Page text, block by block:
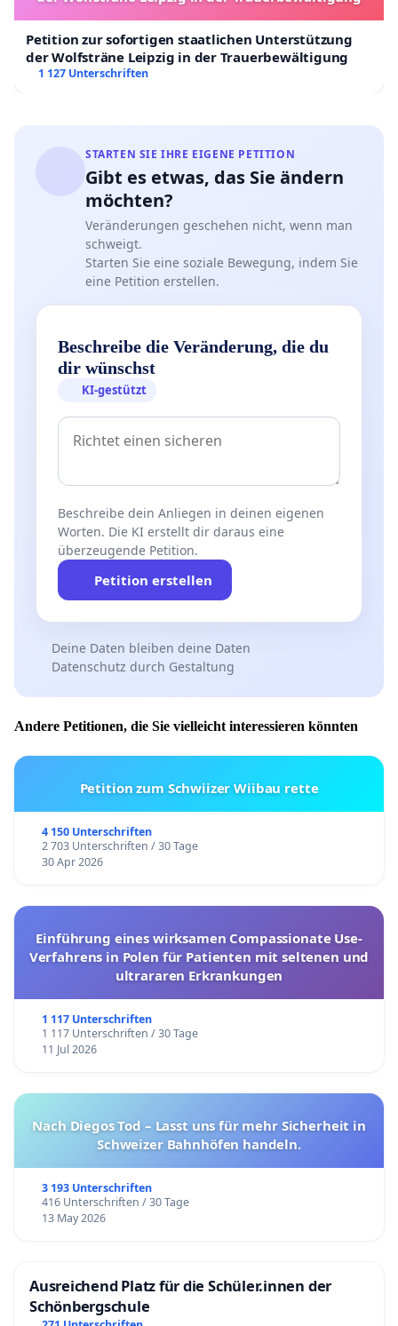
Petition zur sofortigen staatlichen Unterstützung
der Wolfsträne Leipzig in der Trauerbewältigung
1 127 Unterschriften
STARTEN SIE IHRE EIGENE PETITION
Gibt es etwas, das Sie ändern
möchten?
Veränderungen geschehen nicht, wenn man
schweigt.
Starten Sie eine soziale Bewegung, indem Sie
eine Petition erstellen.
Beschreibe die Veränderung, die du
dir wünschst
KI-gestützt
Beschreibe dein Anliegen in deinen eigenen
Worten. Die KI erstellt dir daraus eine
überzeugende Petition.
Petition erstellen
Deine Daten bleiben deine Daten
Datenschutz durch Gestaltung
Andere Petitionen, die Sie vielleicht interessieren könnten
Petition zum Schwiizer Wiibau rette
4 150 Unterschriften
2 703 Unterschriften / 30 Tage
30 Apr 2026
Einführung eines wirksamen Compassionate Use-
Verfahrens in Polen für Patienten mit seltenen und
ultrararen Erkrankungen
1 117 Unterschriften
1 117 Unterschriften / 30 Tage
11 Jul 2026
Nach Diegos Tod – Lasst uns für mehr Sicherheit in
Schweizer Bahnhöfen handeln.
3 193 Unterschriften
416 Unterschriften / 30 Tage
13 May 2026
Ausreichend Platz für die Schüler.innen der
Schönbergschule